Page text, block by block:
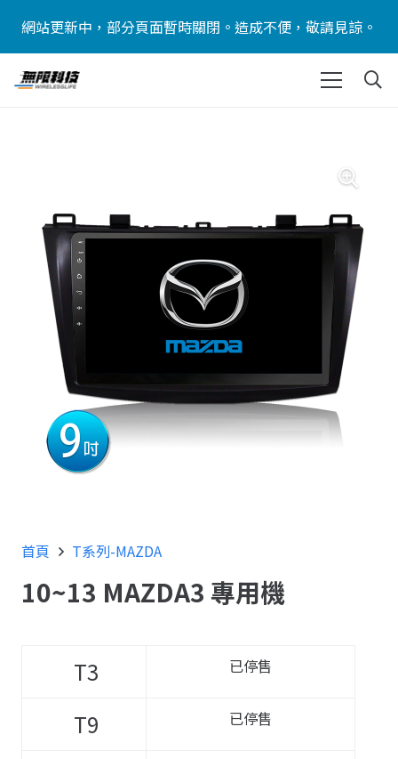
網站更新中，部分頁面暫時關閉。造成不便，敬請見諒。
首頁 T系列-MAZDA
10~13 MAZDA3 專用機
T3 已停售
T9 已停售